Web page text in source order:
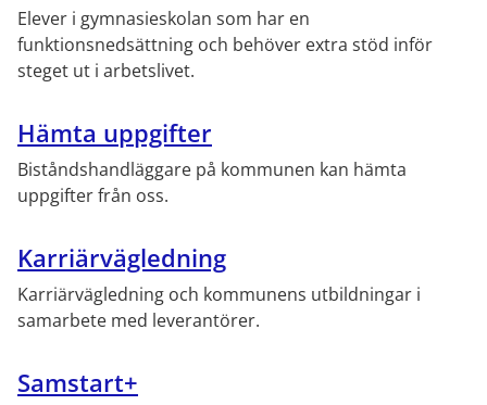
Elever i gymnasieskolan som har en
funktionsnedsättning och behöver extra stöd inför
steget ut i arbetslivet.
Hämta uppgifter
Biståndshandläggare på kommunen kan hämta
uppgifter från oss.
Karriärvägledning
Karriärvägledning och kommunens utbildningar i
samarbete med leverantörer.
Samstart+